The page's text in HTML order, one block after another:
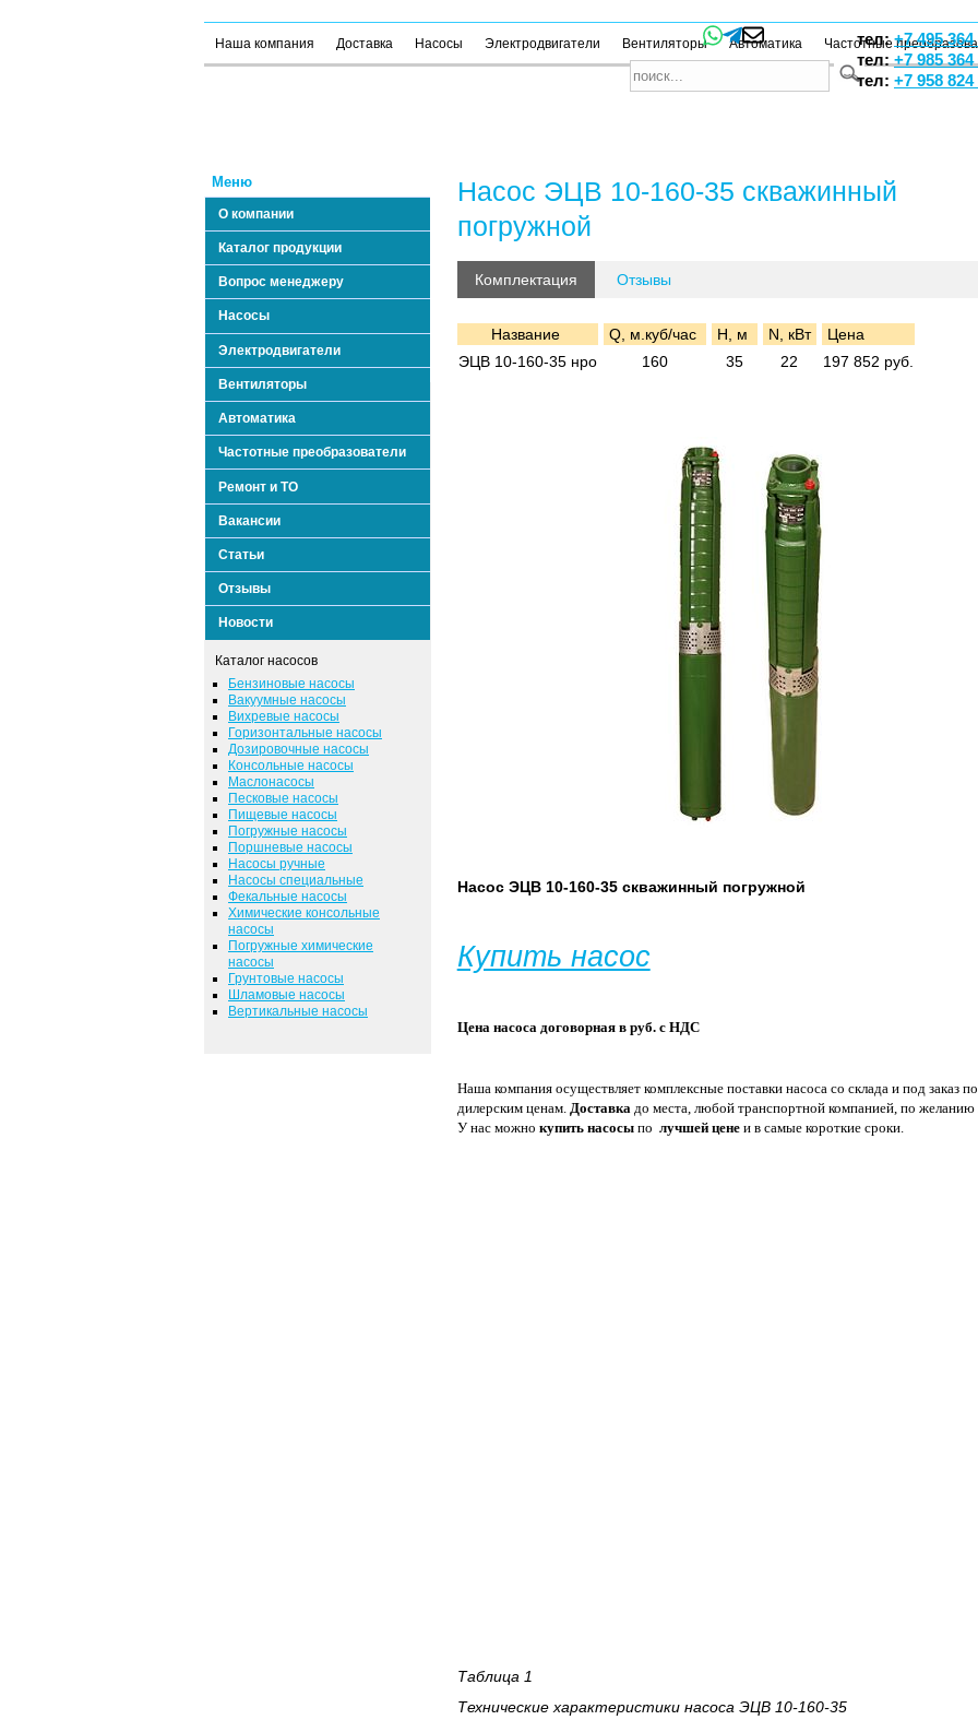
тел:+7 495 364
тел:+7 985 364
тел: +7 958 824
Наша компания Доставка Насосы Электродвигатели Вентиляторы Автоматика Частотные
Меню
О компании
Каталог продукции
Вопрос менеджеру
Насосы
Электродвигатели
Вентиляторы
Автоматика
Частотные преобразователи
Ремонт и ТО
Вакансии
Статьи
Отзывы
Новости
Каталог насосов
Бензиновые насосы
Вакуумные насосы
Вихревые насосы
Горизонтальные насосы
Дозировочные насосы
Консольные насосы
Маслонасосы
Песковые насосы
Пищевые насосы
Погружные насосы
Поршневые насосы
Насосы ручные
Насосы специальные
Фекальные насосы
Химические консольные
насосы
Погружные химические
насосы
Грунтовые насосы
Шламовые насосы
Вертикальные насосы
Насос ЭЦВ 10-160-35 скважинный
погружной
Комплектация Отзывы
Название Q, м.куб/час H, м N, кВт
Цена
ЭЦВ 10-160-35 нро
160 35 22 197 852 руб.
Насос ЭЦВ 10-160-35 скважинный погружной
Купить насос
Цена насоса договорная в руб. с НДС
Наша компания осуществляет комплексные поставки насоса со склада и под заказ по
дилерским ценам. Доставкадо места, любой транспортной компанией, по желанию
У нас можно купить насосыпо лучшей цене и в самые короткие сроки.
Таблица 1
Технические характеристики насоса ЭЦВ 10-160-35